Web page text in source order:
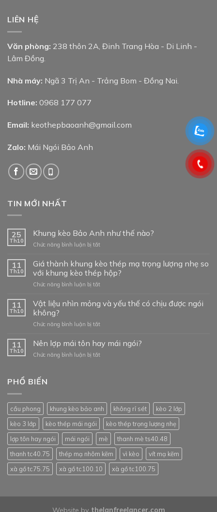
LIÊN HỆ
Văn phòng: 238 thôn 2A, Đinh Trang Hòa - Di Linh -
Lâm Đồng.
Nhà máy: Ngã 3 Trị An - Trảng Bom - Đồng Nai.
Hotline: 0968 177 077
Email: keothepbaoanh@gmail.com
Zalo: Mái Ngói Bảo Anh
TIN MỚI NHẤT
25
Th10
Khung kèo Bảo Anh như thế nào?
Chức năng bình luận bị tắtở
kèo
Bảo
Anh
như
nào?
11
Th10
Giá thành khung kèo thép mạ trọng lượng nhẹ so
với khung kèo thép hộp?
Chức năng bình luận bị tắtở
thành
khung
thép
trọng
lượng
nhẹ
hộp?
11
Th10
Vật liệu nhìn mỏng và yếu thế có chịu được ngói
không?
Chức năng bình luận bị tắtở
nhìn
mỏng
được
ngói
không?
11
Th10
Nên lợp mái tôn hay mái ngói?
Chức năng bình luận bị tắtở
mái
ngói?
PHỔ BIẾN
cầu phong khung kèo bảo anh không rỉ sét
kèo 2 lớp
kèo 3 lớp
kèo thép mái ngói
kèo thép trọng lượng nhẹ
lợp tôn hay ngói
mái ngói mè
thanh mè ts40.48
thanh tc40.75
thép mạ nhôm kẽm vì kèo
vít mạ kẽm
xà gồ tc75.75
xà gồ tc100.10 xà gồ tc100.75